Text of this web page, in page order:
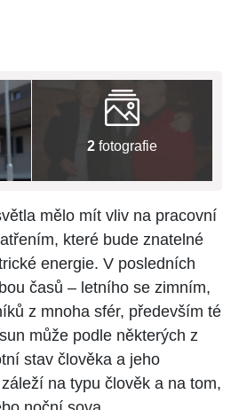
2 fotografie
mělo mít vliv na pracovní
které bude znatelné
energie. V posledních
časů – letního se zimním,
z mnoha sfér, především té
může podle některých z
stav člověka a jeho
na typu člověk a na tom,